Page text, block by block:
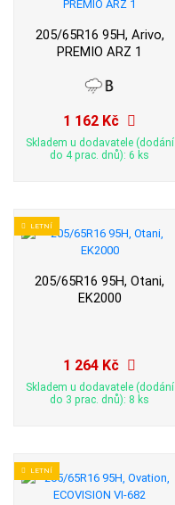
205/65R16 95H, Arivo,
PREMIO ARZ 1
1 162 Kč
Skladem u dodavatele (dodání
do 4 prac. dnů): 6 ks
LETNÍ
205/65R16 95H, Otani,
EK2000
1 264 Kč
Skladem u dodavatele (dodání
do 3 prac. dnů): 8 ks
LETNÍ